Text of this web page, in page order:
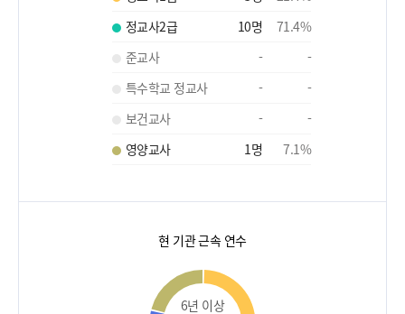
정교사2급
10명 71.4%
준교사
-
-
특수학교 정교사
-
-
보건교사
-
-
영양교사
1명 7.1%
현 기관 근속 연수
6년 이상